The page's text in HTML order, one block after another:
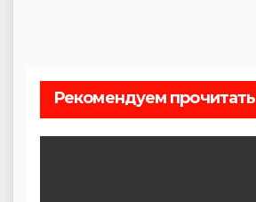
Рекомендуем прочитать